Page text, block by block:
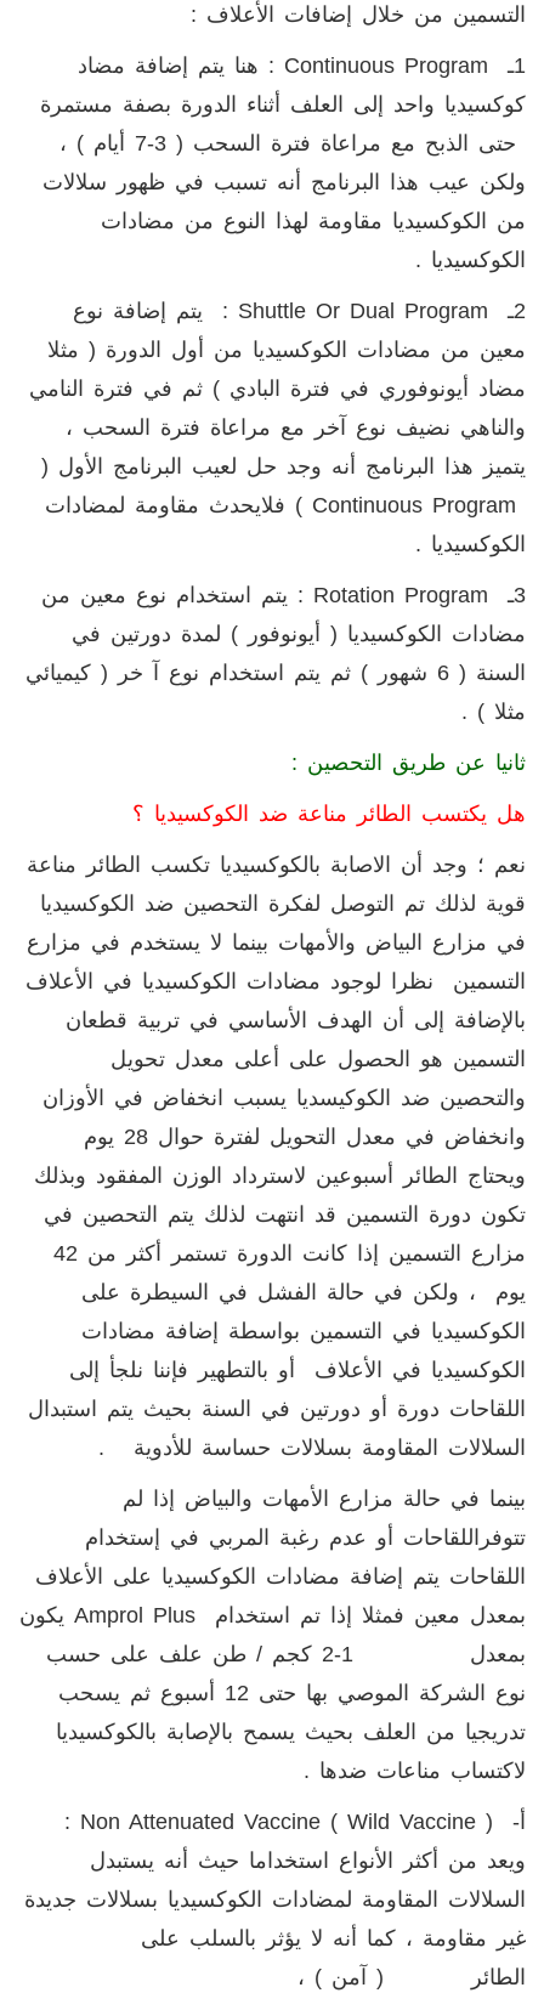
التسمين من خلال إضافات الأعلاف :
1ـ Continuous Program : هنا يتم إضافة مضاد
كوكسيديا واحد إلى العلف أثناء الدورة بصفة مستمرة
حتى الذبح مع مراعاة فترة السحب ( 3-7 أيام ) ،
ولكن عيب هذا البرنامج أنه تسبب في ظهور سلالات
من الكوكسيديا مقاومة لهذا النوع من مضادات
الكوكسيديا .
2ـ Shuttle Or Dual Program : يتم إضافة نوع
معين من مضادات الكوكسيديا من أول الدورة ( مثلا
مضاد أيونوفوري في فترة البادي ) ثم في فترة النامي
والناهي نضيف نوع آخر مع مراعاة فترة السحب ،
يتميز هذا البرنامج أنه وجد حل لعيب البرنامج الأول (
Continuous Program ) فلايحدث مقاومة لمضادات
الكوكسيديا .
3ـ Rotation Program : يتم استخدام نوع معين من
مضادات الكوكسيديا ( أيونوفور ) لمدة دورتين في
السنة ( 6 شهور ) ثم يتم استخدام نوع آ خر ( كيميائي
مثلا ) .
ثانيا عن طريق التحصين :
هل يكتسب الطائر مناعة ضد الكوكسيديا ؟
نعم ؛ وجد أن الاصابة بالكوكسيديا تكسب الطائر مناعة
قوية لذلك تم التوصل لفكرة التحصين ضد الكوكسيديا
في مزارع البياض والأمهات بينما لا يستخدم في مزارع
التسمين نظرا لوجود مضادات الكوكسيديا في الأعلاف
بالإضافة إلى أن الهدف الأساسي في تربية قطعان
التسمين هو الحصول على أعلى معدل تحويل
والتحصين ضد الكوكيسديا يسبب انخفاض في الأوزان
وانخفاض في معدل التحويل لفترة حوال 28 يوم
ويحتاج الطائر أسبوعين لاسترداد الوزن المفقود وبذلك
تكون دورة التسمين قد انتهت لذلك يتم التحصين في
مزارع التسمين إذا كانت الدورة تستمر أكثر من 42
يوم ، ولكن في حالة الفشل في السيطرة على
الكوكسيديا في التسمين بواسطة إضافة مضادات
الكوكسيديا في الأعلاف أو بالتطهير فإننا نلجأ إلى
اللقاحات دورة أو دورتين في السنة بحيث يتم استبدال
السلالات المقاومة بسلالات حساسة للأدوية .
بينما في حالة مزارع الأمهات والبياض إذا لم
تتوفراللقاحات أو عدم رغبة المربي في إستخدام
اللقاحات يتم إضافة مضادات الكوكسيديا على الأعلاف
بمعدل معين فمثلا إذا تم استخدام
Amprol Plus يكون
بمعدل 1-2 كجم / طن علف على حسب
نوع الشركة الموصي بها حتى 12 أسبوع ثم يسحب
تدريجيا من العلف بحيث يسمح بالإصابة بالكوكسيديا
لاكتساب مناعات ضدها .
أ- Non Attenuated Vaccine ( Wild Vaccine )
:
ويعد من أكثر الأنواع استخداما حيث أنه يستبدل
السلالات المقاومة لمضادات الكوكسيديا بسلالات جديدة
غير مقاومة ، كما أنه لا يؤثر بالسلب على
الطائر ( آمن ) ،